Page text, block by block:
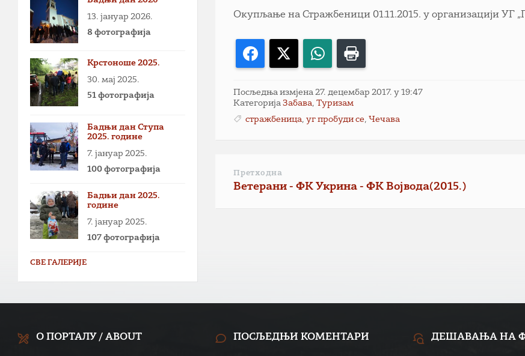
Окупљање на Стражбеници 01.11.2015. у организацији УГ
Facebook WhatsApp
Посљедња измјена 27. децембар 2017. у 19:47
КатегоријаЗабава,Туризам
стражбеница,уг пробуди се,Чечава
Претходна
Ветерани - ФК Укрина - ФК Војвода(2015.)
13. јануар 2026.
8 фотографија
Крстоноше 2025.
30. мај 2025.
51 фотографија
Бадњи дан Ступа
2025. године
7. јануар 2025.
100 фотографија
Бадњи дан 2025.
године
7. јануар 2025.
107 фотографија
СВЕ ГАЛЕРИЈЕ
О ПОРТАЛУ / ABOUT ПОСЉЕДЊИ КОМЕНТАРИ ДЕШАВАЊА НА